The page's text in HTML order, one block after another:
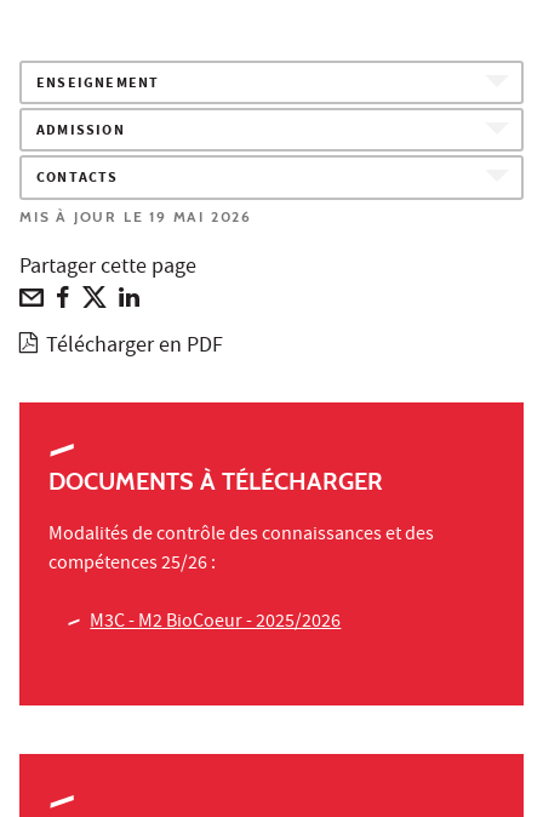
ENSEIGNEMENT
ADMISSION
CONTACTS
MIS À JOUR LE 19 MAI 2026
Partager cette page
Télécharger en PDF
DOCUMENTS À TÉLÉCHARGER
Modalités de contrôle des connaissances et des
compétences 25/26 :
M3C - M2 BioCoeur - 2025/2026